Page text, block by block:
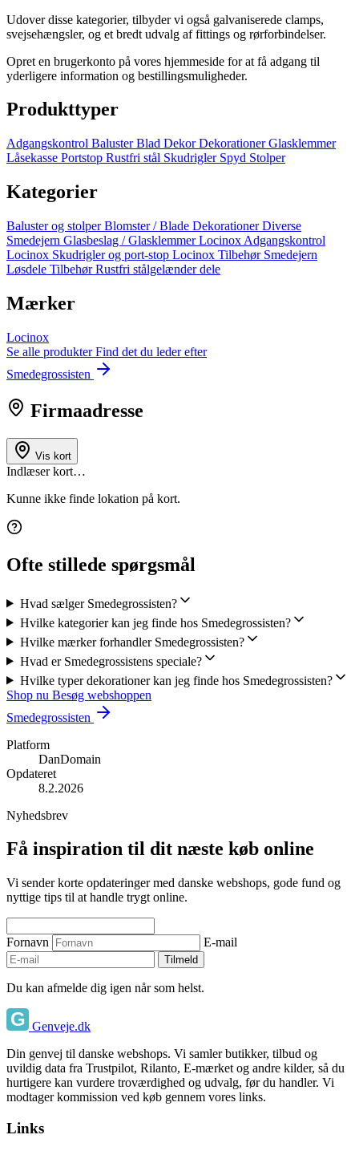
Udover disse kategorier, tilbyder vi også galvaniserede clamps,
svejsehængsler, og et bredt udvalg af fittings og rørforbindelser.
Opret en brugerkonto på vores hjemmeside for at få adgang til
yderligere information og bestillingsmuligheder.
Produkttyper
Adgangskontrol BalusterBlad DekorDekorationerGlasklemmer
Låsekasse Portstop Rustfri stål Skudrigler Spyd Stolper
Kategorier
Baluster og stolperBlomster / Blade DekorationerDiverse
Smedejern Glasbeslag / GlasklemmerLocinox Adgangskontrol
Locinox Skudrigler og port-stop Locinox Tilbehør Smedejern
Løsdele TilbehørRustfri stålgelænder dele
Mærker
Locinox
Se alle produkterFind det du leder efter
Smedegrossisten
Firmaadresse
Vis kort
Indlæser kort…
Kunne ikke finde lokation på kort.
Ofte stillede spørgsmål
Hvad sælger Smedegrossisten?
Hvilke kategorier kan jeg finde hos Smedegrossisten?
Hvilke mærker forhandler Smedegrossisten?
Hvad er Smedegrossistens speciale?
Hvilke typer dekorationer kan jeg finde hos Smedegrossisten?
Shop nu Besøg webshoppen
Smedegrossisten
Platform
DanDomain
Opdateret
8.2.2026
Nyhedsbrev
Få inspiration til dit næste køb online
Vi sender korte opdateringer med danske webshops, gode fund og
nyttige tips til at handle trygt online.
Fornavn E-mail
Tilmeld
Du kan afmelde dig igen når som helst.
Genveje.dk
Din genvej til danske webshops. Vi samler butikker, tilbud og
uvildig data fra Trustpilot, Rilanto, E-mærket og andre kilder, så du
hurtigere kan vurdere troværdighed og udvalg, før du handler. Vi
modtager kommission ved køb gennem vores links.
Links